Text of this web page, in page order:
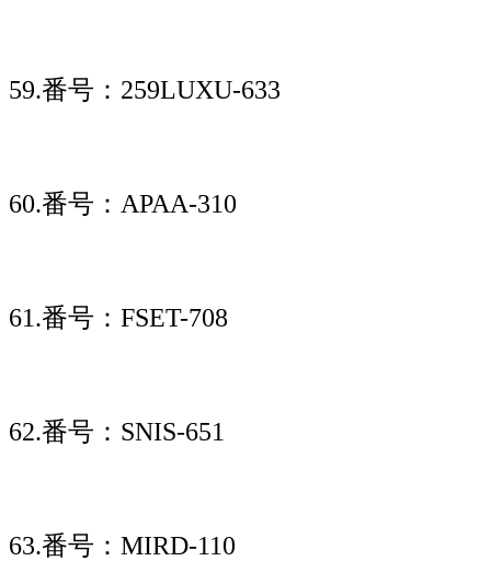
59.番号：259LUXU-633
60.番号：APAA-310
61.番号：FSET-708
62.番号：SNIS-651
63.番号：MIRD-110